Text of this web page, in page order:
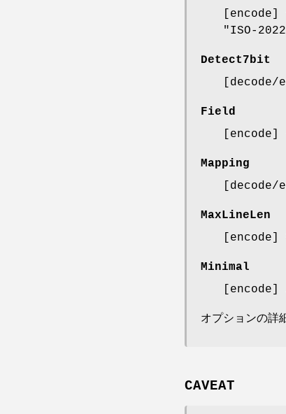
[encode]
"ISO-
Detect7bit
[decode/
Field
[encode]
Mapping
[decode/
MaxLineLen
[encode]
Minimal
[encode]
オプションの
CAVEAT